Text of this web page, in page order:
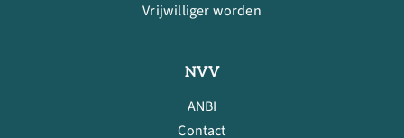
Vrijwilliger worden
NVV
ANBI
Contact